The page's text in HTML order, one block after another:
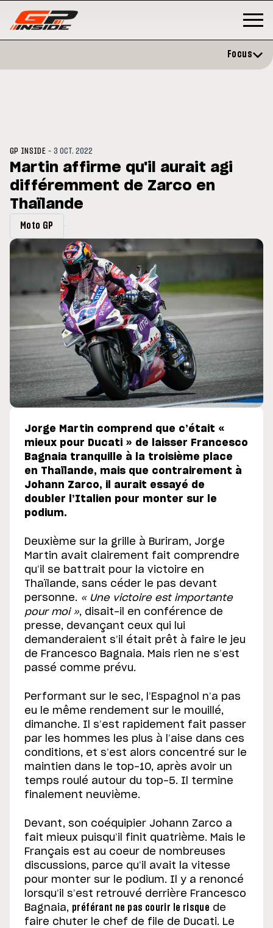
: Horaires et
du GP de Grande-
MOTO GP
Focus
GP INSIDE -3 OCT. 2022
Martin affirme qu'il aurait agi
différemment de Zarco en
Thaïlande
Moto GP
Jorge Martin comprend que c’était «
mieux pour Ducati » de laisser Francesco
Bagnaia tranquille à la troisième place
en Thaïlande, mais que contrairement à
Johann Zarco, il aurait essayé de
doubler l’Italien pour monter sur le
podium.
Deuxième sur la grille à Buriram, Jorge
Martin avait clairement fait comprendre
qu’il se battrait pour la victoire en
Thaïlande, sans céder le pas devant
personne. « Une victoire est importante
pour moi », disait-il en conférence de
presse, devançant ceux qui lui
demanderaient s’il était prêt à faire le jeu
de Francesco Bagnaia. Mais rien ne s’est
passé comme prévu.
Performant sur le sec, l’Espagnol n’a pas
eu le même rendement sur le mouillé,
dimanche. Il s’est rapidement fait passer
par les hommes les plus à l’aise dans ces
conditions, et s’est alors concentré sur le
maintien dans le top-10, après avoir un
temps roulé autour du top-5. Il termine
finalement neuvième.
Devant, son coéquipier Johann Zarco a
fait mieux puisqu’il finit quatrième. Mais le
Français est au coeur de nombreuses
discussions, parce qu’il avait la vitesse
pour monter sur le podium. Il y a renoncé
lorsqu’il s’est retrouvé derrière Francesco
Bagnaia, préférant ne pas courir le risque de
faire chuter le chef de file de Ducati. Le